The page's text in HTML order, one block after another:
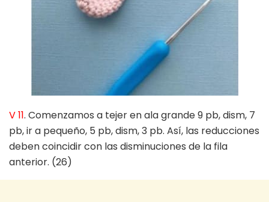
V 11. Comenzamos a tejer en ala grande 9 pb, dism, 7
pb, ir a pequeño, 5 pb, dism, 3 pb. Así, las reducciones
deben coincidir con las disminuciones de la fila
anterior. (26)